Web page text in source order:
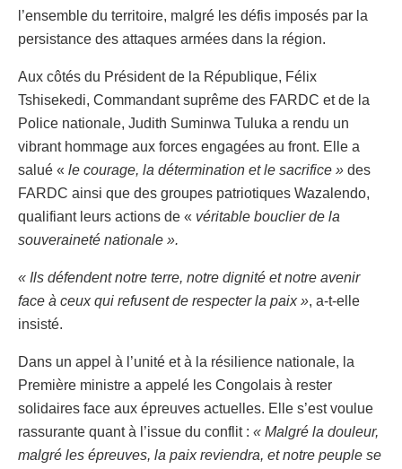
l’ensemble du territoire, malgré les défis imposés par la
persistance des attaques armées dans la région.
Aux côtés du Président de la République, Félix
Tshisekedi, Commandant suprême des FARDC et de la
Police nationale, Judith Suminwa Tuluka a rendu un
vibrant hommage aux forces engagées au front. Elle a
salué « le courage, la détermination et le sacrifice » des
FARDC ainsi que des groupes patriotiques Wazalendo,
qualifiant leurs actions de « véritable bouclier de la
souveraineté nationale ».
« Ils défendent notre terre, notre dignité et notre avenir
face à ceux qui refusent de respecter la paix », a-t-elle
insisté.
Dans un appel à l’unité et à la résilience nationale, la
Première ministre a appelé les Congolais à rester
solidaires face aux épreuves actuelles. Elle s’est voulue
rassurante quant à l’issue du conflit : « Malgré la douleur,
malgré les épreuves, la paix reviendra, et notre peuple se